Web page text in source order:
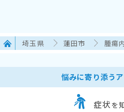
埼玉県 蓮田市 腫瘍
悩みに寄り添う
症状 を